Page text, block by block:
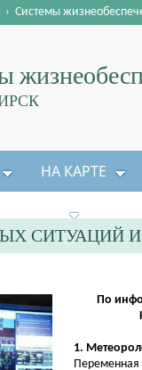
› Системы
НА КАРТЕ
СИТУАЦИЙ
По
1.
Переменная